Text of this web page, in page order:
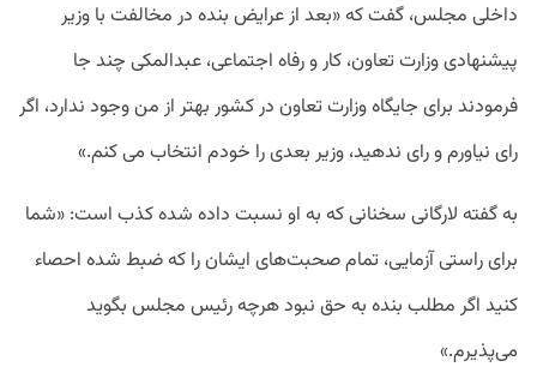
داخلی مجلس، گفت که «بعد از عرایض بنده در مخالفت با وزیر
پیشنهادی وزارت تعاون، کار و رفاه اجتماعی، عبدالمکی چند جا
فرمودند برای جایگاه وزارت تعاون در کشور بهتر از من وجود ندارد، اگر
رای نیاورم و رای ندهید، وزیر بعدی را خودم انتخاب می کنم.»
به گفته لارگانی سخنانی که به او نسبت داده شده کذب است: «شما
برای راستی آزمایی، تمام صحبت‌های ایشان را که ضبط شده احصاء
کنید اگر مطلب بنده به حق نبود هرچه رئیس مجلس بگوید
می‌پذیرم.»